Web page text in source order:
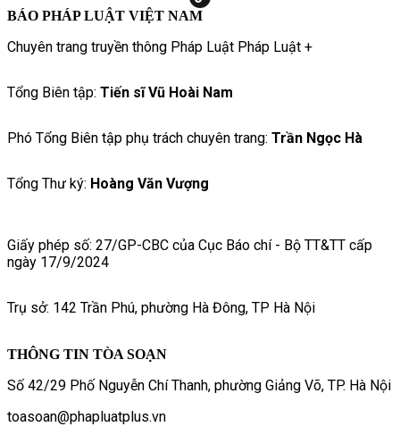
BÁO PHÁP LUẬT VIỆT NAM
Chuyên trang truyền thông Pháp Luật Pháp Luật +
Tổng Biên tập: Tiến sĩ Vũ Hoài Nam
Phó Tổng Biên tập phụ trách chuyên trang: Trần Ngọc Hà
Tổng Thư ký: Hoàng Văn Vượng
Giấy phép số: 27/GP-CBC của Cục Báo chí - Bộ TT&TT cấp
ngày 17/9/2024
Trụ sở: 142 Trần Phú, phường Hà Đông, TP Hà Nội
THÔNG TIN TÒA SOẠN
Số 42/29 Phố Nguyễn Chí Thanh, phường Giảng Võ, TP. Hà Nội
toasoan@phapluatplus.vn